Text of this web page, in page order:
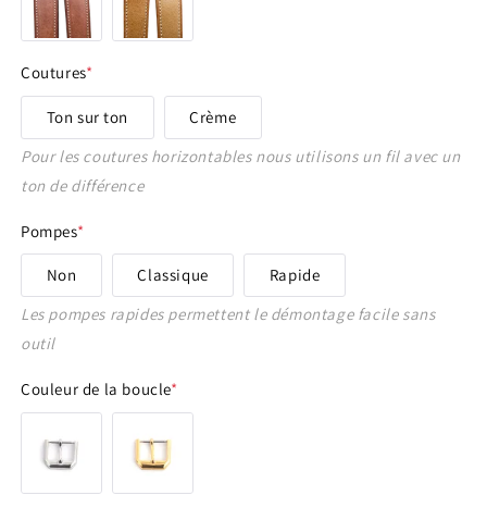
17 - 16 mm
18 - 14 mm
18 - 16 mm
20 - 14 mm
20 - 16 mm
21 - 18 mm
Coutures*
Ton sur ton
Crème
Pour les coutures horizontables nous utilisons un fil avec un
ton de différence
Pompes*
Non Classique
Rapide
Les pompes rapides permettent le démontage facile sans
outil
Couleur de la boucle*